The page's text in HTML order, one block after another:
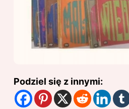
Podziel się z innymi: